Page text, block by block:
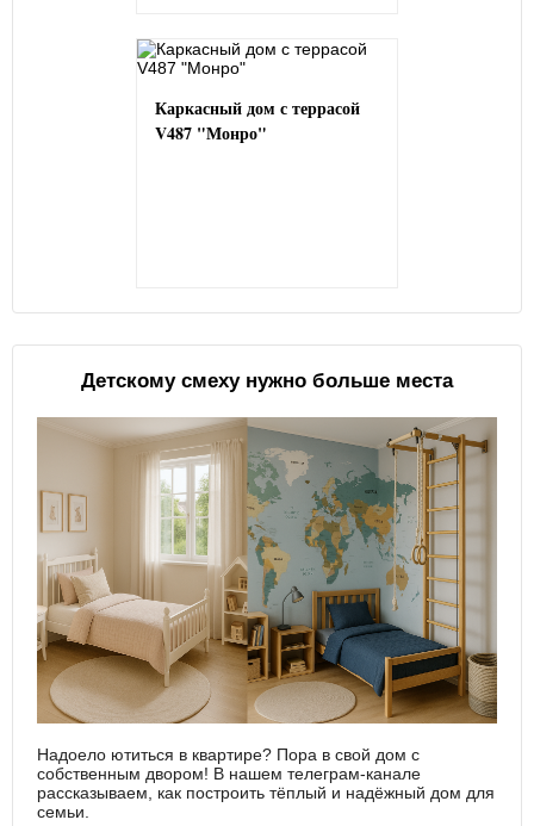
Каркасный дом с террасой
V487 "Монро"
Детскому смеху нужно больше места
Надоело ютиться в квартире? Пора в свой дом с
собственным двором! В нашем телеграм-канале
рассказываем, как построить тёплый и надёжный дом для
семьи.